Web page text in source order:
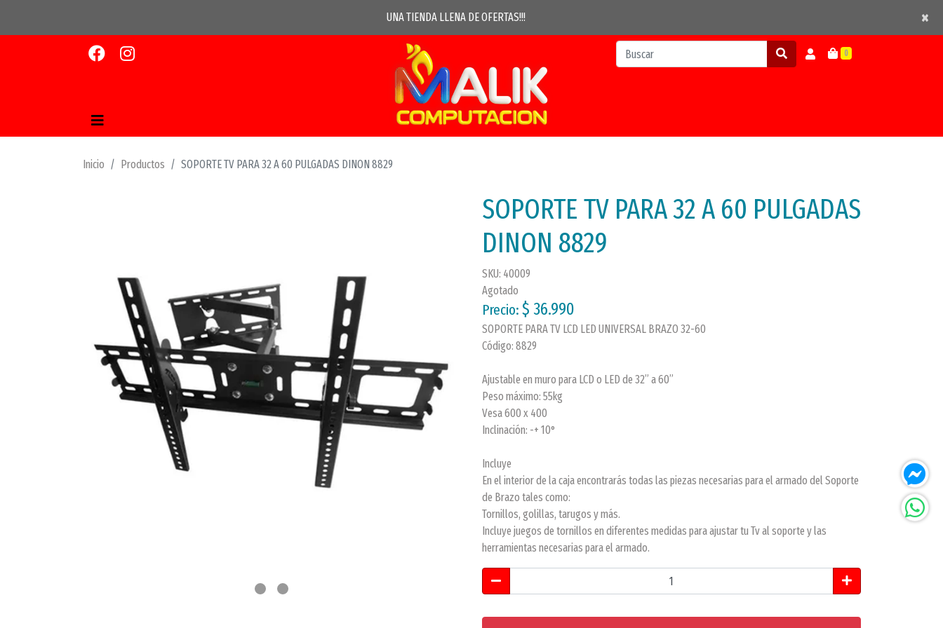
UNA TIENDA LLENA DE OFERTAS!!! ×
×
0
Inicio Productos SOPORTE TV PARA 32 A 60 PULGADAS DINON 8829
SOPORTE TV PARA 32 A 60 PULGADAS
DINON 8829
SKU: 40009
Agotado
Precio: $ 36.990
SOPORTE PARA TV LCD LED UNIVERSAL BRAZO 32-60
Código: 8829
Ajustable en muro para LCD o LED de 32” a 60”
Peso máximo: 55kg
Vesa 600 x 400
Inclinación: -+ 10°
Incluye
En el interior de la caja encontrarás todas las piezas necesarias para el armado del Soporte
de Brazo tales como:
Tornillos, golillas, tarugos y más.
Incluye juegos de tornillos en diferentes medidas para ajustar tu Tv al soporte y las
herramientas necesarias para el armado.